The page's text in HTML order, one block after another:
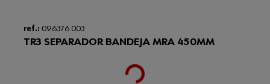
ref.: 096376 003
TR3 SEPARADOR BANDEJA MRA 450MM
Loading...